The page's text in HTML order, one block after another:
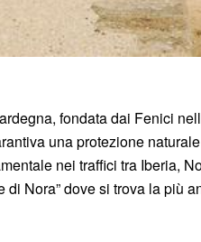
fondata dai Fenici
una protezione
nei traffici tra Iberia,
di Nora” dove si trova la più